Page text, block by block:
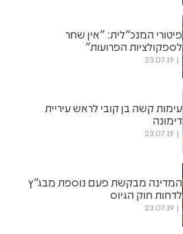
פיטורי המנכ"לית: "אין שחר
לספקולציות הפרועות"
23.07.19
עימות קשה בן קובי לראש עיריית
דימונה
23.07.19
המדינה מבקשת פעם נוספת מבג"ץ
לדחות חוק הגיוס
23.07.19